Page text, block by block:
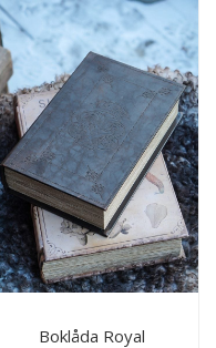
Boklåda Royal